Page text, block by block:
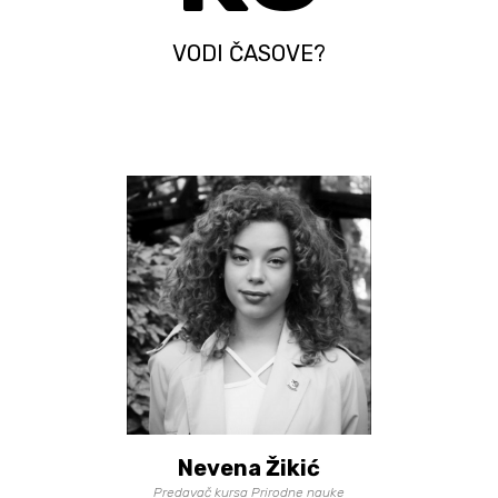
VODI ČASOVE?
Nevena Žikić
Predavač kursa Prirodne nauke